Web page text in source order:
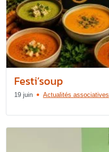
Festi’soup
19 juin Actualités associatives